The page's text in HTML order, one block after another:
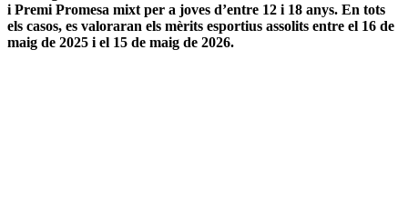
i Premi Promesa mixt per a joves d’entre 12 i 18 anys. En tots
els casos, es valoraran els mèrits esportius assolits entre el 16 de
maig de 2025 i el 15 de maig de 2026.